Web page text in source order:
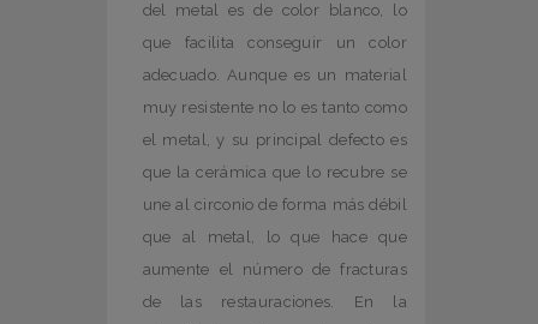
del metal es de color blanco, lo
que facilita conseguir un color
adecuado. Aunque es un material
muy resistente no lo es tanto como
el metal, y su principal defecto es
que la cerámica que lo recubre se
une al circonio de forma más débil
que al metal, lo que hace que
aumente el número de fracturas
de las restauraciones. En la